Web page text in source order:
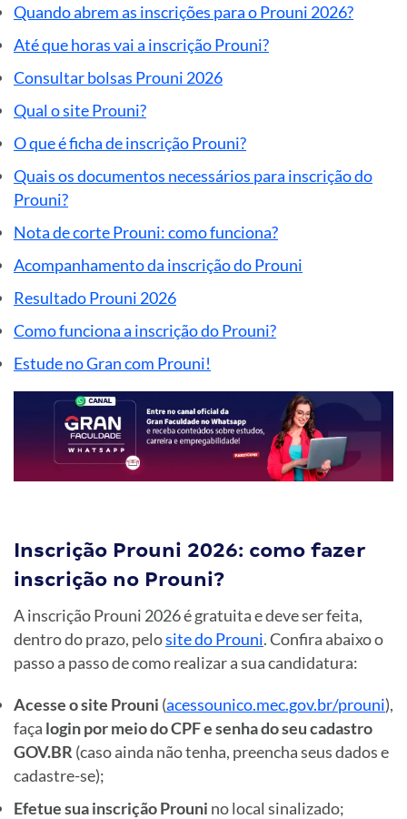
Quando abrem as inscrições para o Prouni 2026?
Até que horas vai a inscrição Prouni?
Consultar bolsas Prouni 2026
Qual o site Prouni?
O que é ficha de inscrição Prouni?
Quais os documentos necessários para inscrição do
Prouni?
Nota de corte Prouni: como funciona?
Acompanhamento da inscrição do Prouni
Resultado Prouni 2026
Como funciona a inscrição do Prouni?
Estude no Gran com Prouni!
Inscrição Prouni 2026: como fazer
inscrição no Prouni?
A inscrição Prouni 2026 é gratuita e deve ser feita,
dentro do prazo, pelosite do Prouni. Confira abaixo o
passo a passo de como realizar a sua candidatura:
Acesse o site Prouni (acessounico.mec.gov.br/prouni),
faça login por meio do CPF e senha do seu cadastro
GOV.BR (caso ainda não tenha, preencha seus dados e
cadastre-se);
Efetue sua inscrição Prouni no local sinalizado;